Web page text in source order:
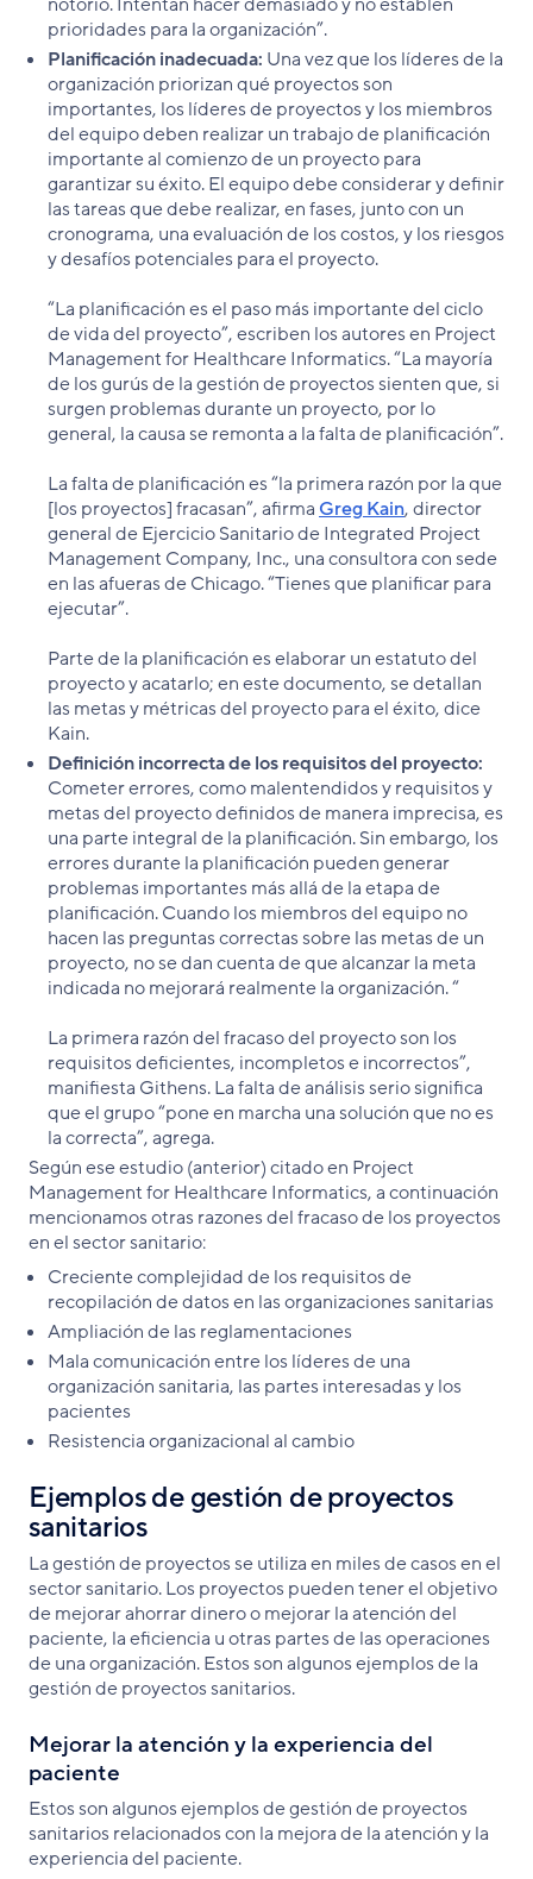
prioridades para la organización”.
Planificación inadecuada: Una vez que los líderes de la
organización priorizan qué proyectos son
importantes, los líderes de proyectos y los miembros
del equipo deben realizar un trabajo de planificación
importante al comienzo de un proyecto para
garantizar su éxito. El equipo debe considerar y definir
las tareas que debe realizar, en fases, junto con un
cronograma, una evaluación de los costos, y los riesgos
y desafíos potenciales para el proyecto.
“La planificación es el paso más importante del ciclo
de vida del proyecto”, escriben los autores en Project
Management for Healthcare Informatics. “La mayoría
de los gurús de la gestión de proyectos sienten que, si
surgen problemas durante un proyecto, por lo
general, la causa se remonta a la falta de planificación”.
La falta de planificación es “la primera razón por la que
[los proyectos] fracasan”, afirma Greg Kain, director
general de Ejercicio Sanitario de Integrated Project
Management Company, Inc., una consultora con sede
en las afueras de Chicago. “Tienes que planificar para
ejecutar”.
Parte de la planificación es elaborar un estatuto del
proyecto y acatarlo; en este documento, se detallan
las metas y métricas del proyecto para el éxito, dice
Kain.
Definición incorrecta de los requisitos del proyecto:
Cometer errores, como malentendidos y requisitos y
metas del proyecto definidos de manera imprecisa, es
una parte integral de la planificación. Sin embargo, los
errores durante la planificación pueden generar
problemas importantes más allá de la etapa de
planificación. Cuando los miembros del equipo no
hacen las preguntas correctas sobre las metas de un
proyecto, no se dan cuenta de que alcanzar la meta
indicada no mejorará realmente la organización. “
La primera razón del fracaso del proyecto son los
requisitos deficientes, incompletos e incorrectos”,
manifiesta Githens. La falta de análisis serio significa
que el grupo “pone en marcha una solución que no es
la correcta”, agrega.
Según ese estudio (anterior) citado en Project
Management for Healthcare Informatics, a continuación
mencionamos otras razones del fracaso de los proyectos
en el sector sanitario:
Creciente complejidad de los requisitos de
recopilación de datos en las organizaciones sanitarias
Ampliación de las reglamentaciones
Mala comunicación entre los líderes de una
organización sanitaria, las partes interesadas y los
pacientes
Resistencia organizacional al cambio
Ejemplos de gestión de proyectos
sanitarios
La gestión de proyectos se utiliza en miles de casos en el
sector sanitario. Los proyectos pueden tener el objetivo
de mejorar ahorrar dinero o mejorar la atención del
paciente, la eficiencia u otras partes de las operaciones
de una organización. Estos son algunos ejemplos de la
gestión de proyectos sanitarios.
Mejorar la atención y la experiencia del
paciente
Estos son algunos ejemplos de gestión de proyectos
sanitarios relacionados con la mejora de la atención y la
experiencia del paciente.